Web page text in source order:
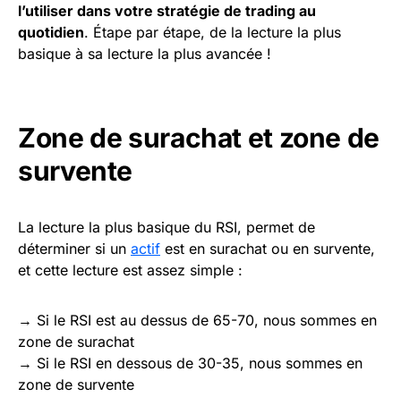
l’utiliser dans votre stratégie de trading au
quotidien. Étape par étape, de la lecture la plus
basique à sa lecture la plus avancée !
Zone de surachat et zone de
survente
La lecture la plus basique du RSI, permet de
déterminer si un actif est en surachat ou en survente,
et cette lecture est assez simple :
→ Si le RSI est au dessus de 65-70, nous sommes en
zone de surachat
→ Si le RSI en dessous de 30-35, nous sommes en
zone de survente